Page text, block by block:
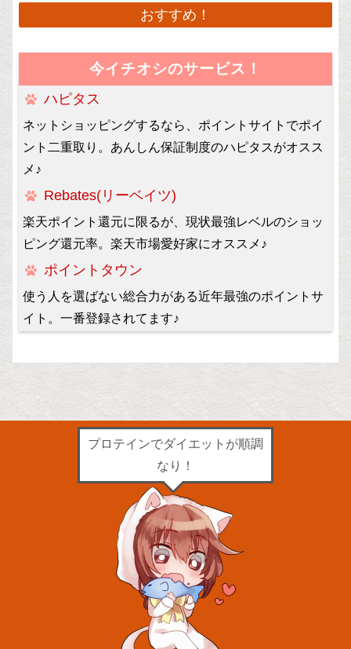
おすすめ！
今イチオシのサービス！
ハピタス
ネットショッピングするなら、ポイントサイトでポイ
ント二重取り。あんしん保証制度のハピタスがオスス
メ♪
Rebates(リーベイツ)
楽天ポイント還元に限るが、現状最強レベルのショッ
ピング還元率。楽天市場愛好家にオススメ♪
ポイントタウン
使う人を選ばない総合力がある近年最強のポイントサ
イト。一番登録されてます♪
プロテインでダイエットが順調
なり！